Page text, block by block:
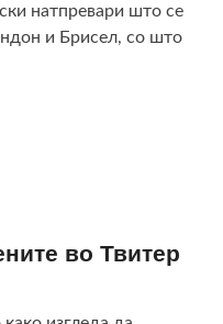
натпревари што се
и Брисел, со што
во Твитер